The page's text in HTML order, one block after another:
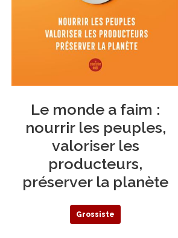
Le monde a faim :
nourrir les peuples,
valoriser les
producteurs,
préserver la planète
Grossiste